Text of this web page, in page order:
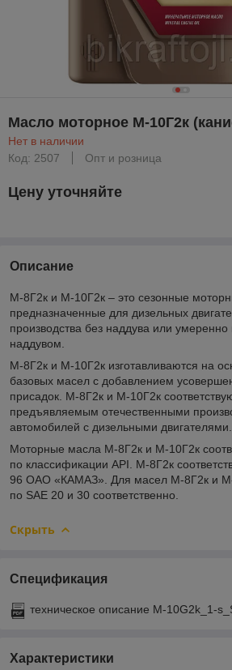
Масло моторное М-10Г2к
Нет в наличии
Код: 2507
Опт и розница
Цену уточняйте
Описание
М-8Г2к и М-10Г2к – это сезонные
предназначенные для дизельных
производства без наддува или
наддувом.
М-8Г2к и М-10Г2к изготавливаются на
базовых масел с добавлением
присадок. М-8Г2к и М-10Г2к
предъявляемым отечественными
автомобилей с дизельными двигателями.
Моторные масла М-8Г2к и М-10Г2к
по классификации API. М-8Г2к
96 ОАО «КАМАЗ». Для масел М-8Г2к и М-
по SAE 20 и 30 соответственно.
Скрыть
Спецификация
техническое описание M-10G2k_1-
Характеристики